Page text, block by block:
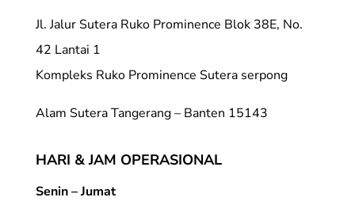
Jl. Jalur Sutera Ruko Prominence Blok 38E, No.
42 Lantai 1
Kompleks Ruko Prominence Sutera serpong
Alam Sutera Tangerang – Banten 15143
HARI & JAM OPERASIONAL
Senin – Jumat